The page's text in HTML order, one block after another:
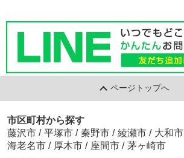
ページトップへ
市区町村から探す
藤沢市 / 平塚市 / 秦野市 / 綾瀬市 / 大和市
海老名市 / 厚木市 / 座間市 / 茅ヶ崎市